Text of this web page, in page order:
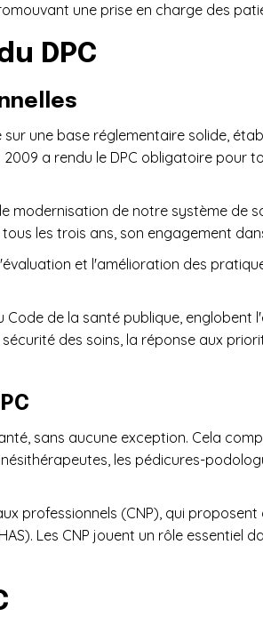
une prise en charge des
DPC
une base réglementaire solide,
2009 a rendu le DPC obligatoire
modernisation de notre système de
les trois ans, son engagement
et l'amélioration des
Code de la santé publique,
des soins, la réponse aux
sans aucune exception. Cela
les pédicures-
professionnels (CNP), qui
Les CNP jouent un rôle essentiel